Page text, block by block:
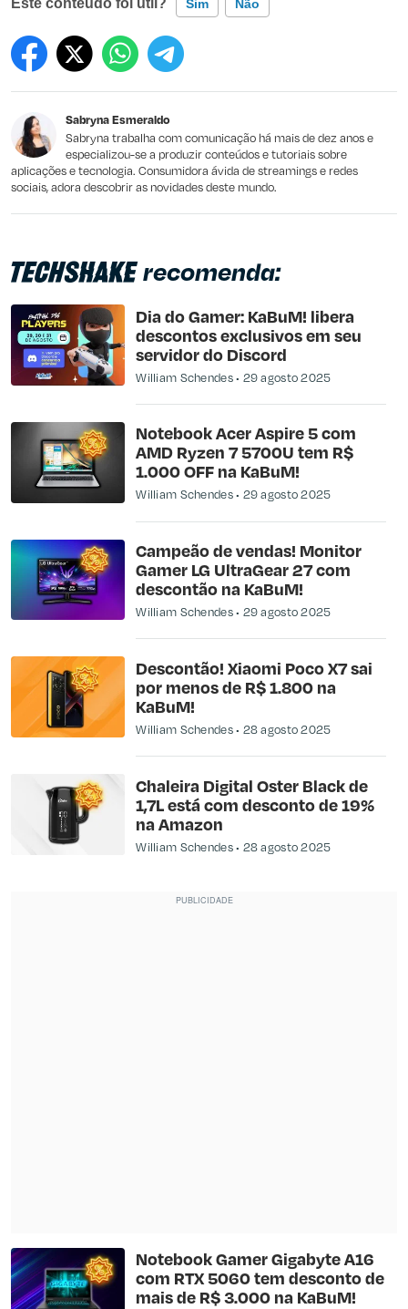
Este conteúdo foi útil? Sim Não
Este conteúdo contém informação incorreta
Outro
Sabryna Esmeraldo
Sabryna trabalha com comunicação há mais de dez anos e
especializou-se a produzir conteúdos e tutoriais sobre
aplicações e tecnologia. Consumidora ávida de streamings e redes
sociais, adora descobrir as novidades deste mundo.
recomenda:
Dia do Gamer: KaBuM! libera
descontos exclusivos em seu
servidor do Discord
William Schendes 29 agosto 2025
Notebook Acer Aspire 5 com
AMD Ryzen 7 5700U tem R$
1.000 OFF na KaBuM!
William Schendes 29 agosto 2025
Campeão de vendas! Monitor
Gamer LG UltraGear 27 com
descontão na KaBuM!
William Schendes 29 agosto 2025
Descontão! Xiaomi Poco X7 sai
por menos de R$ 1.800 na
KaBuM!
William Schendes 28 agosto 2025
Chaleira Digital Oster Black de
1,7L está com desconto de 19%
na Amazon
William Schendes 28 agosto 2025
Notebook Gamer Gigabyte A16
com RTX 5060 tem desconto de
mais de R$ 3.000 na KaBuM!